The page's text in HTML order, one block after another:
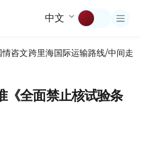
中文
情咨文跨里海国际运输路线/中间走廊
《全面禁止核试验条